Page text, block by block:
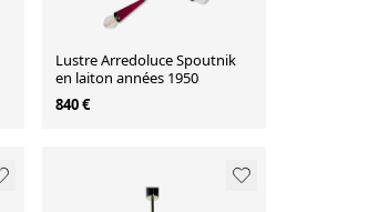
Lustre Arredoluce Spoutnik
en laiton années 1950
840 €